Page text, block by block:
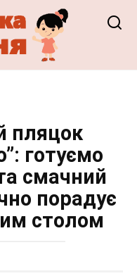
пляцок
готуємо
смачний
порадує
столом